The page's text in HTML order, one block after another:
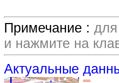
Примечание :
и нажмите на
Актуальные